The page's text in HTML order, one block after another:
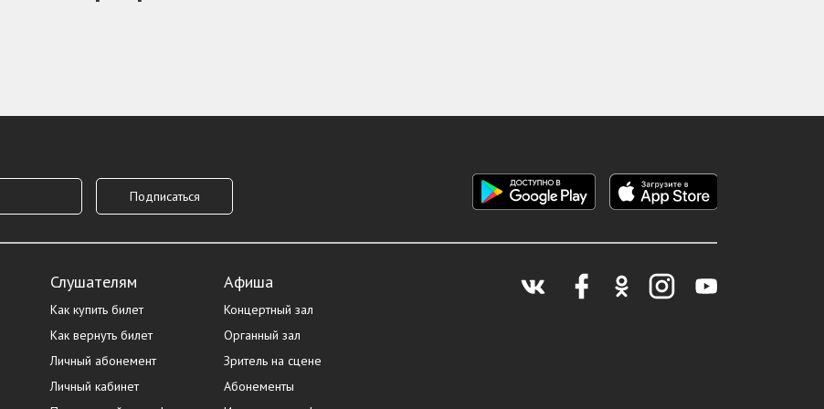
Слушателям
Как купить билет
Как вернуть билет
Личный абонемент
Личный кабинет
Афиша
Концертный зал
Органный зал
Зритель на сцене
Абонементы